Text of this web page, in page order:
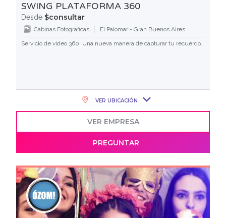
SWING PLATAFORMA 360
Desde $consultar
Cabinas Fotograficas
El Palomar - Gran Buenos Aires
Servicio de video 360. Una nueva manera de capturar tu recuerdo.
VER UBICACIÓN
VER EMPRESA
PREGUNTAR